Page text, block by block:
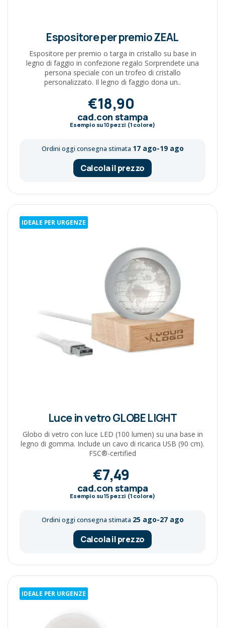
Espositore per premio ZEAL
Espositore per premio o targa in cristallo su base in
legno di faggio in confezione regalo Sorprendete una
persona speciale con un trofeo di cristallo
personalizzato. Il legno di faggio dona un..
€18,90
cad.con stampa
Esempio su10pezzi (1 colore)
Ordini oggi consegna stimata 17 ago-19 ago
Calcola il prezzo
IDEALE PER URGENZE
Luce in vetro GLOBE LIGHT
Globo di vetro con luce LED (100 lumen) su una base in
legno di gomma. Include un cavo di ricarica USB (90 cm).
FSC®-certified
€7,49
cad.con stampa
Esempio su15 pezzi (1 colore)
Ordini oggi consegna stimata 25 ago-27 ago
Calcola il prezzo
IDEALE PER URGENZE